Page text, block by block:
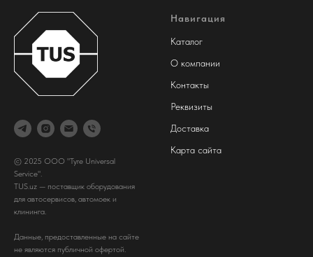
© 2025 ООО "Tyre Universal
Service".
TUS.uz — поставщик оборудования
для автосервисов, автомоек и
клининга.
Данные, предоставленные на сайте
не являются публичной офертой.
Навигация
Каталог
О компании
Контакты
Реквизиты
Доставка
Карта сайта